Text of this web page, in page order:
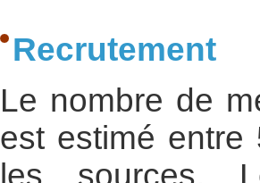
Recrutement
Le nombre de
est estimé
les sources.